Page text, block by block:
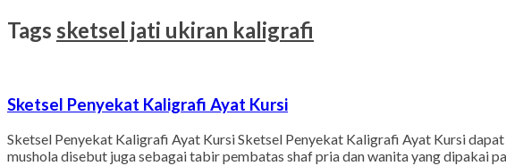
Tags sketsel jati ukiran kaligrafi
Sketsel Penyekat Kaligrafi Ayat Kursi
Sketsel Penyekat Kaligrafi Ayat Kursi Sketsel Penyekat Kaligrafi Ayat Kursi
mushola disebut juga sebagai tabir pembatas shaf pria dan wanita yang dipakai